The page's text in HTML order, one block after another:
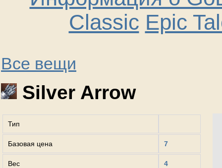
Classic Epic
Все вещи
Silver Arrow
Тип
Базовая цена 7
Вес 4